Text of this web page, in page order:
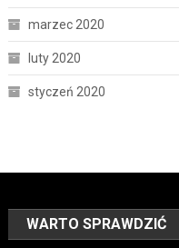
marzec 2020
luty 2020
styczeń 2020
WARTO SPRAWDZIĆ